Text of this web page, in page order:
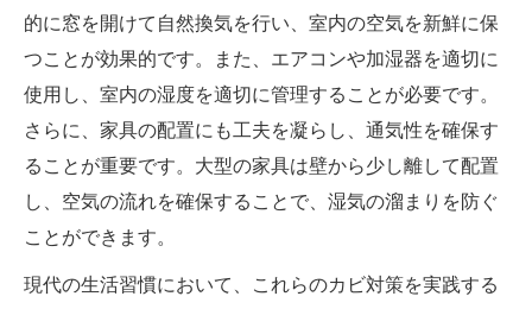
的に窓を開けて自然換気を行い、室内の空気を新鮮に保
つことが効果的です。また、エアコンや加湿器を適切に
使用し、室内の湿度を適切に管理することが必要です。
さらに、家具の配置にも工夫を凝らし、通気性を確保す
ることが重要です。大型の家具は壁から少し離して配置
し、空気の流れを確保することで、湿気の溜まりを防ぐ
ことができます。
現代の生活習慣において、これらのカビ対策を実践する